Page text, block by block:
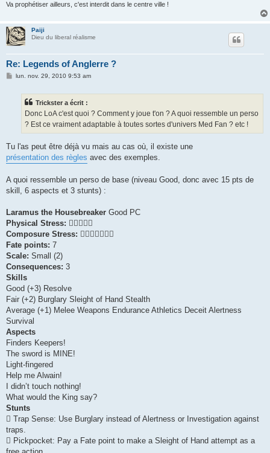
Va prophétiser ailleurs, c'est interdit dans le centre ville !
Paiji
Dieu du liberal réalisme
Re: Legends of Anglerre ?
Mlun. nov. 29, 2010 9:53 am
Trickster a écrit :
Donc LoA c'est quoi ? Comment y joue t'on ? A quoi ressemble un perso
? Est ce vraiment adaptable à toutes sortes d'univers Med Fan ? etc !
Tu l'as peut être déjà vu mais au cas où, il existe une
présentation des règles avec des exemples.
A quoi ressemble un perso de base (niveau Good, donc avec 15 pts de
skill, 6 aspects et 3 stunts) :
Laramus the Housebreaker Good PC
Physical Stress: 
Composure Stress: 
Fate points: 7
Scale: Small (2)
Consequences: 3
Skills
Good (+3) Resolve
Fair (+2) Burglary Sleight of Hand Stealth
Average (+1) Melee Weapons Endurance Athletics Deceit Alertness
Survival
Aspects
Finders Keepers!
The sword is MINE!
Light-fingered
Help me Alwain!
I didn’t touch nothing!
What would the King say?
Stunts
 Trap Sense: Use Burglary instead of Alertness or Investigation against
traps.
 Pickpocket: Pay a Fate point to make a Sleight of Hand attempt as a